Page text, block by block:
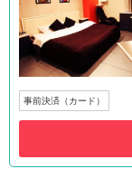
事前決済（カード）